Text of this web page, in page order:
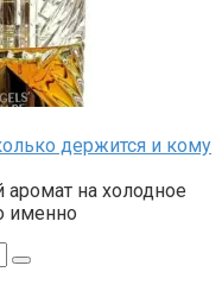
держится и кому
на холодное
именно